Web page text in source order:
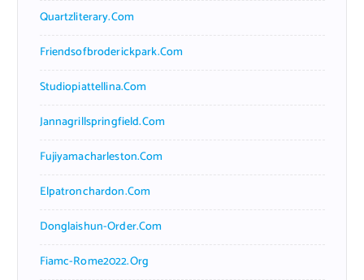
Quartzliterary.com
Friendsofbroderickpark.com
Studiopiattellina.com
Jannagrillspringfield.com
Fujiyamacharleston.com
Elpatronchardon.com
Donglaishun-Order.com
Fiamc-Rome2022.org